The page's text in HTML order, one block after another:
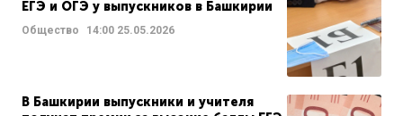
ЕГЭ и ОГЭ у выпускников в Башкирии
Общество 14:00 25.05.2026
В Башкирии выпускники и учителя